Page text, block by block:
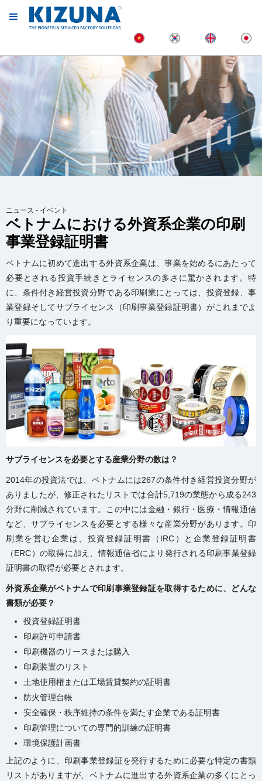
ニュース - イベント
ベトナムにおける外資系企業の印刷
事業登録証明書
ベトナムに初めて進出する外資系企業は、事業を始めるにあたって
必要とされる投資手続きとライセンスの多さに驚かされます。特
に、条件付き経営投資分野である印刷業にとっては、投資登録、事
業登録そしてサブライセンス（印刷事業登録証明書）がこれまでよ
り重要になっています。
サブライセンスを必要とする産業分野の数は？
2014年の投資法では、ベトナムには267の条件付き経営投資分野が
ありましたが、修正されたリストでは合計5,719の業態から成る243
分野に削減されています。この中には金融・銀行・医療・情報通信
など、サブライセンスを必要とする様々な産業分野があります。印
刷業を営む企業は、投資登録証明書（IRC）と企業登録証明書
（ERC）の取得に加え、情報通信省により発行される印刷事業登録
証明書の取得が必要とされます。
外資系企業がベトナムで印刷事業登録証を取得するために、どんな
書類が必要？
投資登録証明書
印刷許可申請書
印刷機器のリースまたは購入
印刷装置のリスト
土地使用権または工場賃貸契約の証明書
防火管理台帳
安全確保・秩序維持の条件を満たす企業である証明書
印刷管理についての専門的訓練の証明書
環境保護計画書
上記のように、印刷事業登録証を発行するために必要な特定の書類
リストがありますが、ベトナムに進出する外資系企業の多くにとっ